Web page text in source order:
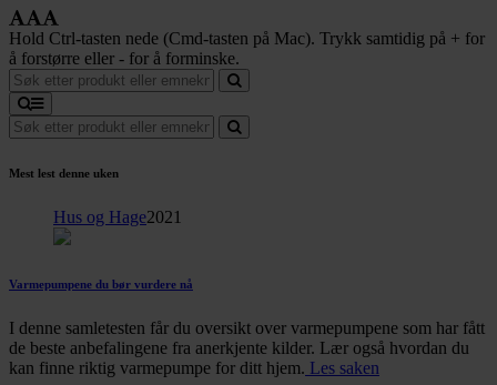
Hold Ctrl-tasten nede (Cmd-tasten på Mac). Trykk samtidig på + for
å forstørre eller - for å forminske.
Mest lest denne uken
Hus og Hage2021
Varmepumpene du bør vurdere nå
I denne samletesten får du oversikt over varmepumpene som har fått
de beste anbefalingene fra anerkjente kilder. Lær også hvordan du
kan finne riktig varmepumpe for ditt hjem. Les saken